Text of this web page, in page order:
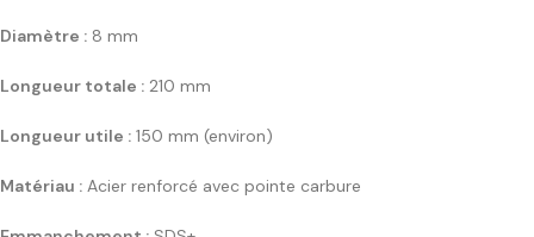
Diamètre : 8 mm
Longueur totale : 210 mm
Longueur utile : 150 mm (environ)
Matériau : Acier renforcé avec pointe carbure